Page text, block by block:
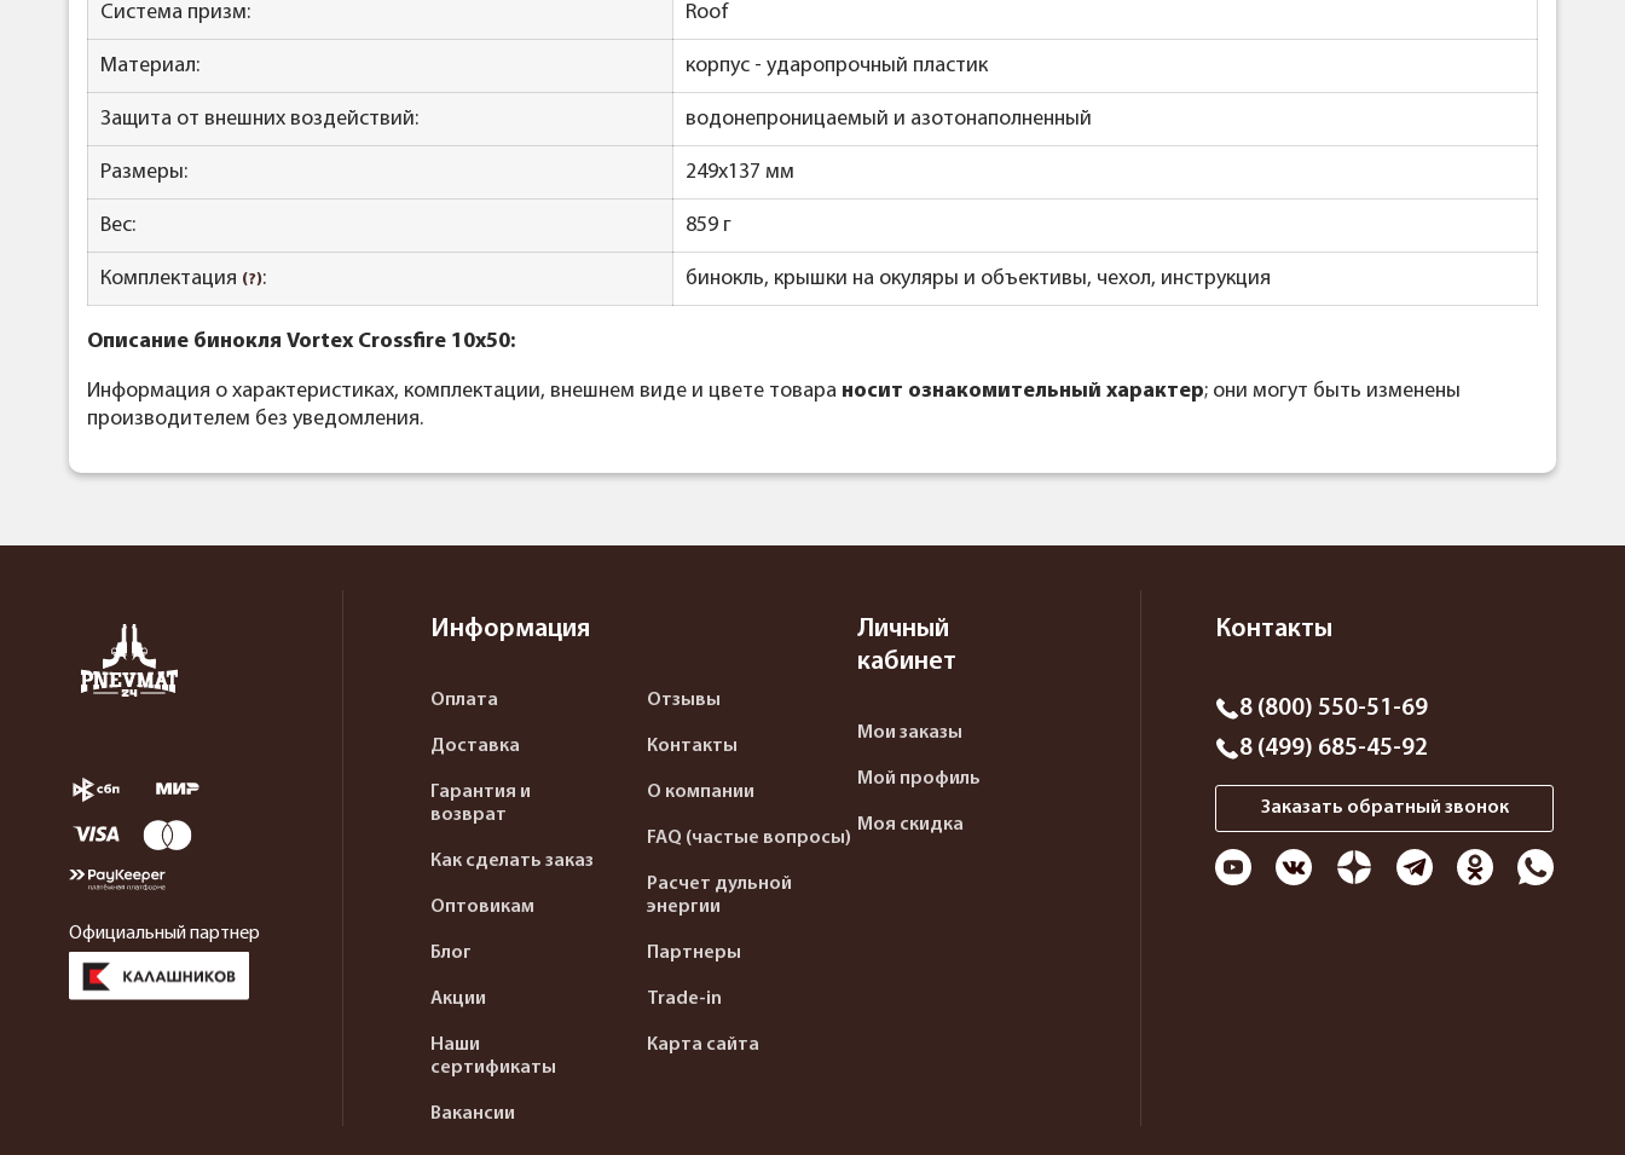
Система призм: Roof
Материал: корпус - ударопрочный пластик
Защита от внешних воздействий: водонепроницаемый и азотонаполненный
Размеры: 249x137 мм
Вес: 859 г
Комплектация (?): бинокль, крышки на окуляры и объективы, чехол, инструкция
Описание бинокля Vortex Crossfire 10x50:
Информация о характеристиках, комплектации, внешнем виде и цвете товара носит ознакомительный характер; они могут быть изменены
производителем без уведомления.
Официальный партнер
Информация
Оплата
Доставка
Гарантия и
возврат
Как сделать заказ
Оптовикам
Блог
Акции
Наши
сертификаты
Вакансии
Отзывы
Контакты
О компании
FAQ (частые вопросы)
Расчет дульной
энергии
Партнеры
Trade-in
Карта сайта
Личный
кабинет
Мои заказы
Мой профиль
Моя скидка
Контакты
8 (800) 550-51-69
8 (499) 685-45-92
Заказать обратный звонок